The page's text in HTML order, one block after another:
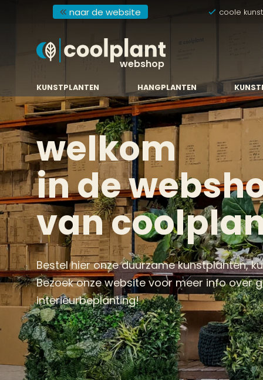
naar de website coole
webshop
KUNSTPLANTEN HANGPLANTEN
welkom
in de
van
Bestel hier onze duurzame kunstplanten,
Bezoek onze website voor meer info over
interieurbeplanting!